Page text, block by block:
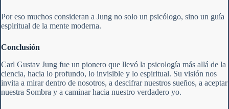
Por eso muchos consideran a Jung no solo un psicólogo, sino un guía
espiritual de la mente moderna.
Conclusión
Carl Gustav Jung fue un pionero que llevó la psicología más allá de la
ciencia, hacia lo profundo, lo invisible y lo espiritual. Su visión nos
invita a mirar dentro de nosotros, a descifrar nuestros sueños, a aceptar
nuestra Sombra y a caminar hacia nuestro verdadero yo.